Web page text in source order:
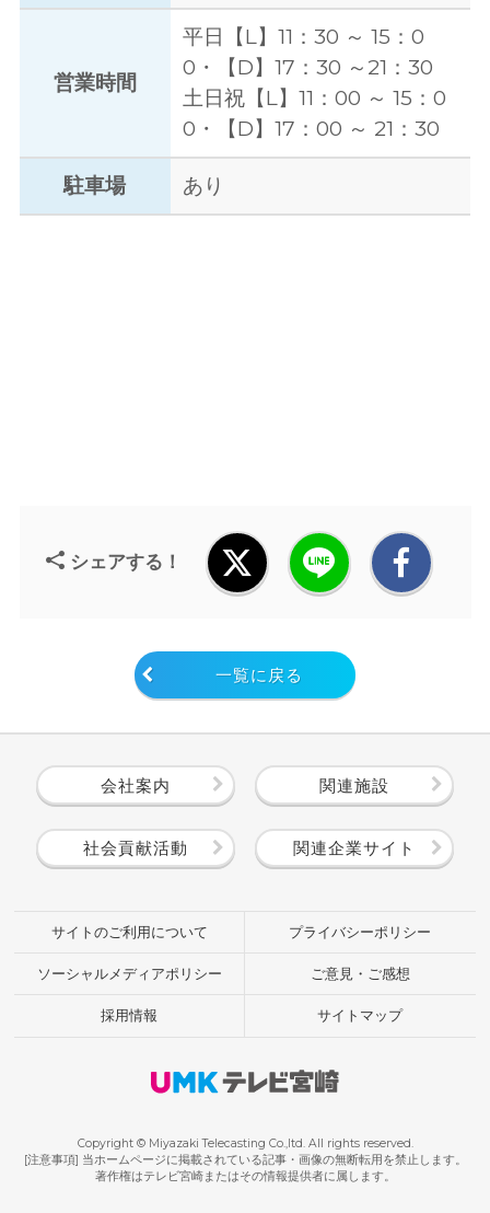
営業時間
平日【L】11：30 ～ 15：0
0・【D】17：30 ～21：30
土日祝【L】11：00 ～ 15：0
0・【D】17：00 ～ 21：30
駐車場 あり
シェアする！
一覧に戻る
会社案内 関連施設
社会貢献活動 関連企業サイト
サイトのご利用について プライバシーポリシー
ソーシャルメディアポリシー ご意見・ご感想
採用情報 サイトマップ
Copyright © Miyazaki Telecasting Co.,ltd. All rights reserved.
[注意事項] 当ホームページに掲載されている記事・画像の無断転用を禁止します。
著作権はテレビ宮崎またはその情報提供者に属します。